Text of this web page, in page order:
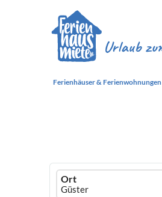
Ferienhäuser & Ferienwohnungen
Ferienhausmiete
logo
Ort